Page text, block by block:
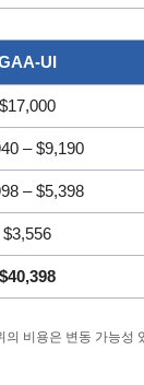
UI
$17,000
– $9,190
– $5,398
$3,556
$40,398
비용은 변동 가능성